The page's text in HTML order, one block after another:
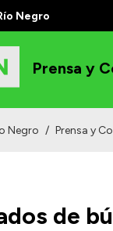
Negro
Prensa y
Negro / Prensa y
de